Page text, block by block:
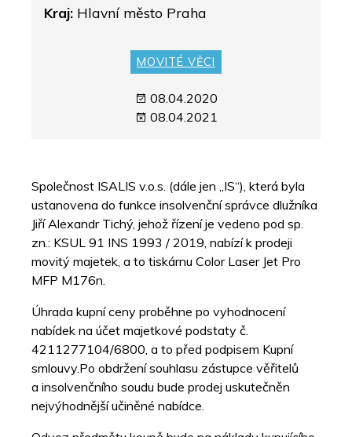
Kraj: Hlavní město Praha
MOVITÉ VĚCI
08.04.2020
08.04.2021
Společnost ISALIS v.o.s. (dále jen „IS“), která byla
ustanovena do funkce insolvenční správce dlužníka
Jiří Alexandr Tichý, jehož řízení je vedeno pod sp.
zn.: KSUL 91 INS 1993 / 2019, nabízí k prodeji
movitý majetek, a to tiskárnu Color Laser Jet Pro
MFP M176n.
Úhrada kupní ceny proběhne po vyhodnocení
nabídek na účet majetkové podstaty č.
4211277104/6800, a to před podpisem Kupní
smlouvy.Po obdržení souhlasu zástupce věřitelů
a insolvenčního soudu bude prodej uskutečněn
nejvýhodnější učiněné nabídce.